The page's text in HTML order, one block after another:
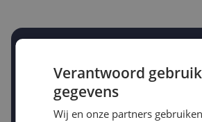
Krijg een seintje zodra de prijs zakt
Jouw e-mailadres
Verantwoord
gegevens
Wij en onze partners